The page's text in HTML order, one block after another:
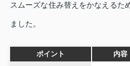
スムーズな住み替えをかなえるた
ました。
ポイント 内容